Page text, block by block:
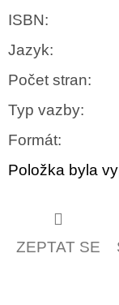
ISBN:
Jazyk:
Počet stran:
Typ vazby:
Formát:
Položka byla
ZEPTAT SE